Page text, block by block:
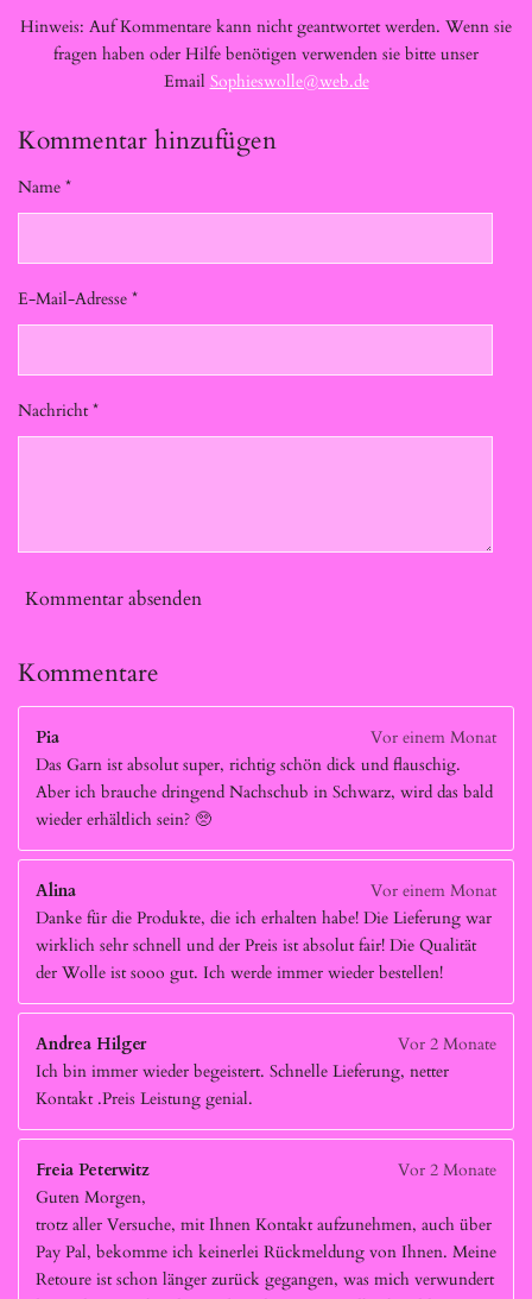
Hinweis: Auf Kommentare kann nicht geantwortet werden. Wenn sie
fragen haben oder Hilfe benötigen verwenden sie bitte unser
Email Sophieswolle@web.de
Kommentar hinzufügen
Name *
E-Mail-Adresse *
Nachricht *
Kommentar absenden
Kommentare
Pia
Vor einem Monat
Das Garn ist absolut super, richtig schön dick und flauschig.
Aber ich brauche dringend Nachschub in Schwarz, wird das bald
wieder erhältlich sein? 🥺
Alina
Vor einem Monat
Danke für die Produkte, die ich erhalten habe! Die Lieferung war
wirklich sehr schnell und der Preis ist absolut fair! Die Qualität
der Wolle ist sooo gut. Ich werde immer wieder bestellen!
Andrea Hilger
Vor 2 Monate
Ich bin immer wieder begeistert. Schnelle Lieferung, netter
Kontakt .Preis Leistung genial.
Freia Peterwitz
Vor 2 Monate
Guten Morgen,
trotz aller Versuche, mit Ihnen Kontakt aufzunehmen, auch über
Pay Pal, bekomme ich keinerlei Rückmeldung von Ihnen. Meine
Retoure ist schon länger zurück gegangen, was mich verwundert